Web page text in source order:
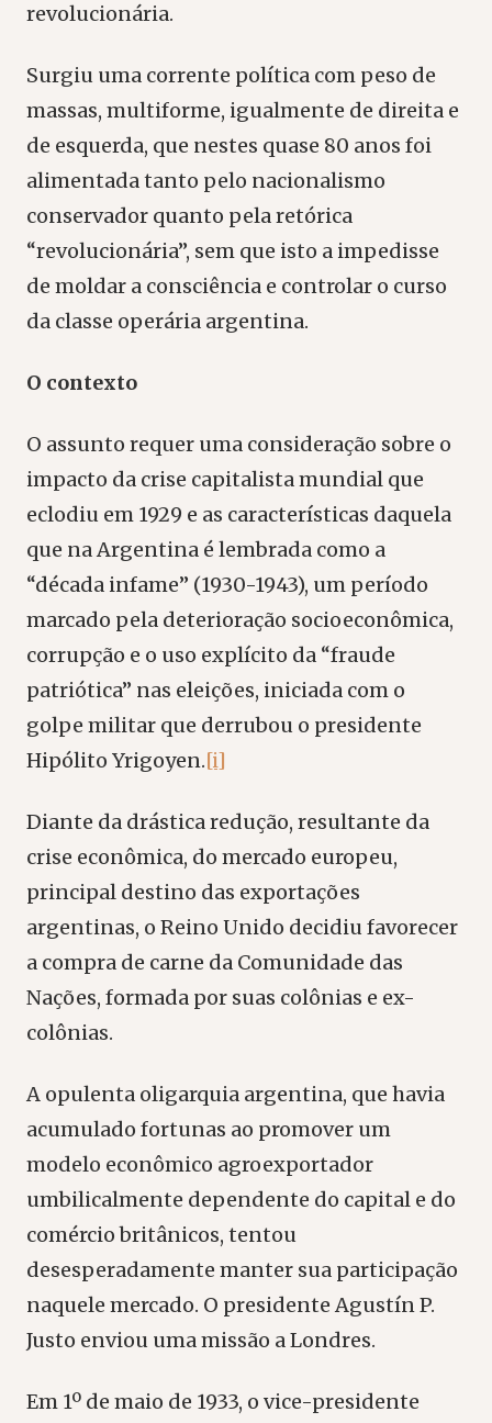
revolucionária.
Surgiu uma corrente política com peso de
massas, multiforme, igualmente de direita e
de esquerda, que nestes quase 80 anos foi
alimentada tanto pelo nacionalismo
conservador quanto pela retórica
“revolucionária”, sem que isto a impedisse
de moldar a consciência e controlar o curso
da classe operária argentina.
O contexto
O assunto requer uma consideração sobre o
impacto da crise capitalista mundial que
eclodiu em 1929 e as características daquela
que na Argentina é lembrada como a
“década infame” (1930-1943), um período
marcado pela deterioração socioeconômica,
corrupção e o uso explícito da “fraude
patriótica” nas eleições, iniciada com o
golpe militar que derrubou o presidente
Hipólito Yrigoyen.[i]
Diante da drástica redução, resultante da
crise econômica, do mercado europeu,
principal destino das exportações
argentinas, o Reino Unido decidiu favorecer
a compra de carne da Comunidade das
Nações, formada por suas colônias e ex-
colônias.
A opulenta oligarquia argentina, que havia
acumulado fortunas ao promover um
modelo econômico agroexportador
umbilicalmente dependente do capital e do
comércio britânicos, tentou
desesperadamente manter sua participação
naquele mercado. O presidente Agustín P.
Justo enviou uma missão a Londres.
Em 1º de maio de 1933, o vice-presidente